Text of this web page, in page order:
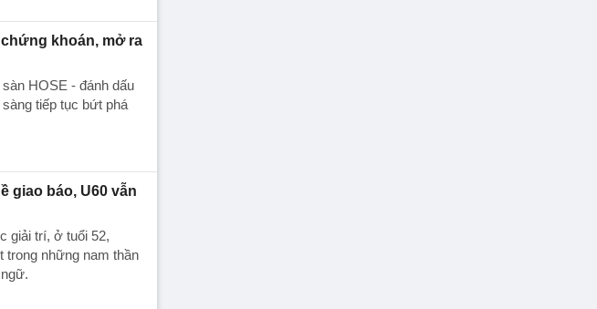
khoán, mở ra
HOSE - đánh dấu
tiếp tục bứt phá
giao báo, U60 vẫn
giải trí, ở tuổi 52,
những nam thần